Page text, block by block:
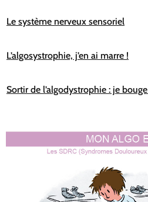
Le système nerveux sensoriel
L’algosystrophie, j’en ai marre !
Sortir de l’algodystrophie : je